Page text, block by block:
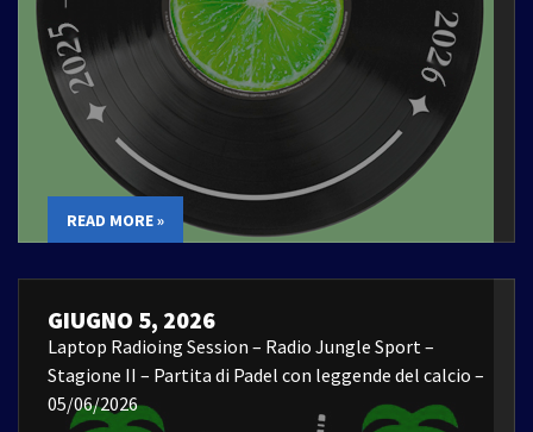
READ MORE »
GIUGNO 5, 2026
Laptop Radioing Session – Radio Jungle Sport –
Stagione II – Partita di Padel con leggende del calcio –
05/06/2026